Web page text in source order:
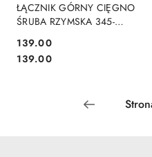
ŁĄCZNIK GÓRNY CIĘGNO
ŚRUBA RZYMSKA 345-
Cena:
139.00
Cena:
139.00